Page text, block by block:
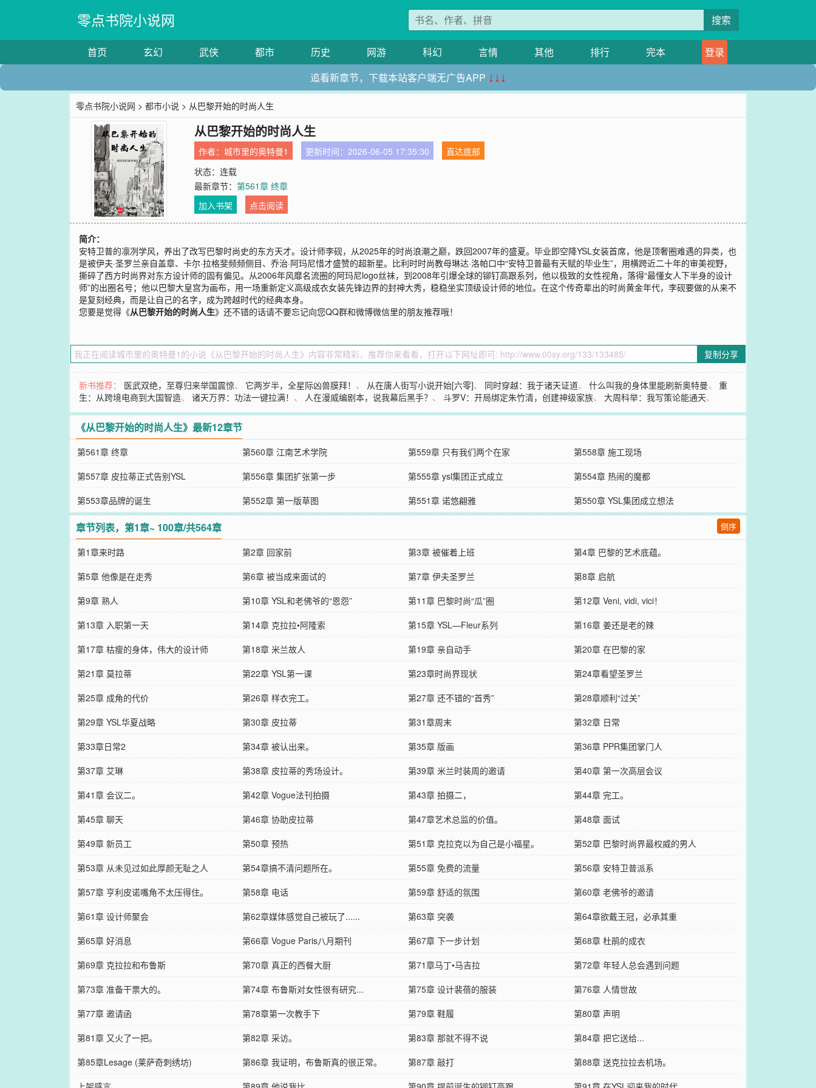
零点书院小说网 搜索
首页 玄幻 武侠 都市 历史 网游 科幻 言情 其他 排行 完本
登录
追看新章节，下载本站客户端无广告APP ↓↓↓
零点书院小说网 >都市小说 > 从巴黎开始的时尚人生
从巴黎开始的时尚人生
作者：城市里的奥特曼1 更新时间：2026-06-05 17:35:30
直达底部
状态：连载
最新章节：第561章 终章
加入书架
点击阅读
简介：
安特卫普的凛冽学风，养出了改写巴黎时尚史的东方天才。设计师李砚，从2025年的时尚浪潮之巅，跌回2007年的盛夏。毕业即空降YSL女装首席，他是顶奢圈难遇的异类，也
是被伊夫·圣罗兰亲自盖章、卡尔·拉格斐频频侧目、乔治·阿玛尼惜才盛赞的超新星。比利时时尚教母琳达·洛帕口中“安特卫普最有天赋的毕业生”，用横跨近二十年的审美视野，
撕碎了西方时尚界对东方设计师的固有偏见。从2006年风靡名流圈的阿玛尼logo丝袜，到2008年引爆全球的铆钉高跟系列，他以极致的女性视角，落得“最懂女人下半身的设计
师”的出圈名号；他以巴黎大皇宫为画布，用一场重新定义高级成衣女装先锋边界的封神大秀，稳稳坐实顶级设计师的地位。在这个传奇辈出的时尚黄金年代，李砚要做的从来不
是复刻经典，而是让自己的名字，成为跨越时代的经典本身。
您要是觉得《从巴黎开始的时尚人生》还不错的话请不要忘记向您QQ群和微博微信里的朋友推荐哦！
复制分享
新书推荐： 医武双绝，至尊归来举国震惊、 它两岁半，全星际凶兽膜拜！ 、 从在唐人街写小说开始[六零]、 同时穿越：我于诸天证道、什么叫我的身体里能刷新奥特曼、重
生：从跨境电商到大国智造、诸天万界：功法一键拉满！ 、 人在漫威编剧本，说我幕后黑手？ 、斗罗V：开局绑定朱竹清，创建神级家族、大周科举：我写策论能通天、
《从巴黎开始的时尚人生》最新12章节
第561章 终章 第560章 江南艺术学院 第559章 只有我们两个在家
第558章 施工现场
第557章 皮拉蒂正式告别YSL
第556章 集团扩张第一步 第555章 ysl集团正式成立
第554章 热闹的魔都
第553章品牌的诞生
第552章 第一版草图 第551章 诺悠翩雅 第550章 YSL集团成立想法
章节列表，第1章~ 100章/共564章 倒序
第1章来时路 第2章 回家前 第3章 被催着上班
第4章 巴黎的艺术底蕴。
第5章 他像是在走秀
第6章 被当成来面试的 第7章 伊夫圣罗兰
第8章 启航
第9章 熟人
第10章 YSL和老佛爷的“恩怨” 第11章 巴黎时尚“瓜”圈
第12章 Veni, vidi, vici！
第13章 入职第一天
第14章 克拉拉•阿隆索 第15章 YSL—Fleur系列
第16章 姜还是老的辣
第17章 枯瘦的身体，伟大的设计师
第18章 米兰故人 第19章 亲自动手
第20章 在巴黎的家
第21章 莫拉蒂
第22章 YSL第一课 第23章时尚界现状
第24章看望圣罗兰
第25章 成角的代价
第26章 样衣完工。 第27章 还不错的“首秀”
第28章顺利“过关”
第29章 YSL华夏战略
第30章 皮拉蒂 第31章周末
第32章 日常
第33章日常2
第34章 被认出来。 第35章 版画
第36章 PPR集团掌门人
第37章 艾琳
第38章 皮拉蒂的秀场设计。 第39章 米兰时装周的邀请
第40章 第一次高层会议
第41章 会议二。
第42章 Vogue法刊拍摄 第43章 拍摄二，
第44章 完工。
第45章 聊天
第46章 协助皮拉蒂 第47章艺术总监的价值。
第48章 面试
第49章 新员工
第50章 预热 第51章 克拉克以为自己是小福星。
第52章 巴黎时尚界最权威的男人
第53章 从未见过如此厚颜无耻之人
第54章搞不清问题所在。 第55章 免费的流量
第56章 安特卫普派系
第57章 亨利皮诺嘴角不太压得住。
第58章 电话 第59章 舒适的氛围
第60章 老佛爷的邀请
第61章 设计师聚会
第62章媒体感觉自己被玩了...... 第63章 突袭
第64章欲戴王冠，必承其重
第65章 好消息
第66章 Vogue Paris八月期刊 第67章 下一步计划
第68章 杜鹃的成衣
第69章 克拉拉和布鲁斯
第70章 真正的西餐大厨 第71章马丁•马吉拉
第72章 年轻人总会遇到问题
第73章 准备干票大的。
第74章 布鲁斯对女性很有研究... 第75章 设计裴蓓的服装
第76章 人情世故
第77章 邀请函
第78章第一次教手下 第79章 鞋履
第80章 声明
第81章 又火了一把。
第82章 采访。 第83章 那就不得不说
第84章 把它送给...
第85章Lesage (莱萨奇刺绣坊)
第86章 我证明，布鲁斯真的很正常。 第87章 敲打
第88章 送克拉拉去机场。